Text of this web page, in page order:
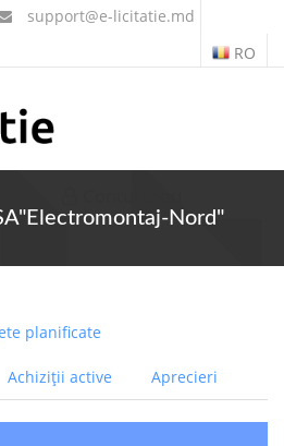
support@e-licitatie.md
RO
Nord"
planificate
Achiziții active Aprecieri